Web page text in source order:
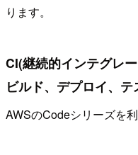
ります。
CI(継続的インテグレ
ビルド、デプロイ、
AWSのCodeシリーズを利